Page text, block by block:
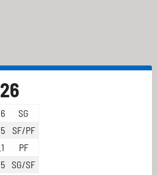
SG
SF/PF
PF
SG/SF